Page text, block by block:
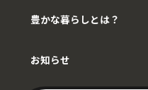
豊かな暮らしとは？
お知らせ